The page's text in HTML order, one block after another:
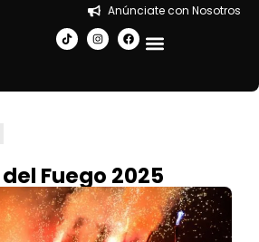
Anúnciate con Nosotros
Fuego 2025